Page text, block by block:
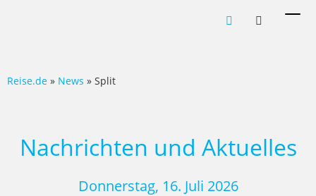
Reise.de » News » Split
Nachrichten und Aktuelles
Donnerstag, 16. Juli 2026